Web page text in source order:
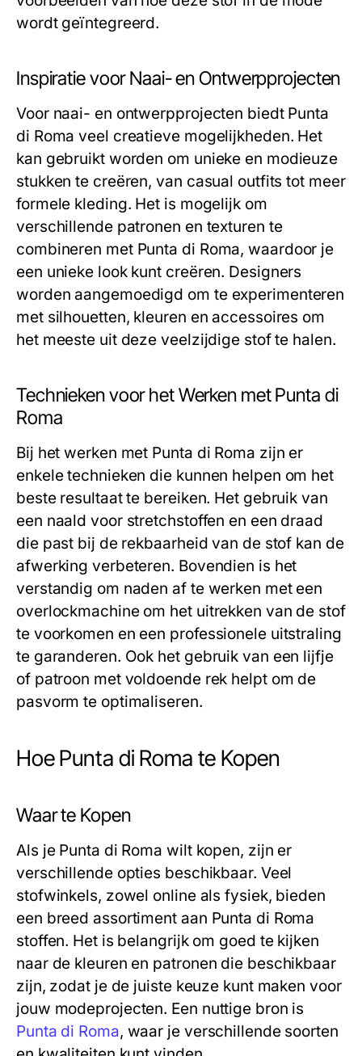
wordt geïntegreerd.
Inspiratie voor Naai- en Ontwerpprojecten
Voor naai- en ontwerpprojecten biedt Punta
di Roma veel creatieve mogelijkheden. Het
kan gebruikt worden om unieke en modieuze
stukken te creëren, van casual outfits tot meer
formele kleding. Het is mogelijk om
verschillende patronen en texturen te
combineren met Punta di Roma, waardoor je
een unieke look kunt creëren. Designers
worden aangemoedigd om te experimenteren
met silhouetten, kleuren en accessoires om
het meeste uit deze veelzijdige stof te halen.
Technieken voor het Werken met Punta di
Roma
Bij het werken met Punta di Roma zijn er
enkele technieken die kunnen helpen om het
beste resultaat te bereiken. Het gebruik van
een naald voor stretchstoffen en een draad
die past bij de rekbaarheid van de stof kan de
afwerking verbeteren. Bovendien is het
verstandig om naden af te werken met een
overlockmachine om het uitrekken van de stof
te voorkomen en een professionele uitstraling
te garanderen. Ook het gebruik van een lijfje
of patroon met voldoende rek helpt om de
pasvorm te optimaliseren.
Hoe Punta di Roma te Kopen
Waar te Kopen
Als je Punta di Roma wilt kopen, zijn er
verschillende opties beschikbaar. Veel
stofwinkels, zowel online als fysiek, bieden
een breed assortiment aan Punta di Roma
stoffen. Het is belangrijk om goed te kijken
naar de kleuren en patronen die beschikbaar
zijn, zodat je de juiste keuze kunt maken voor
jouw modeprojecten. Een nuttige bron is
Punta di Roma, waar je verschillende soorten